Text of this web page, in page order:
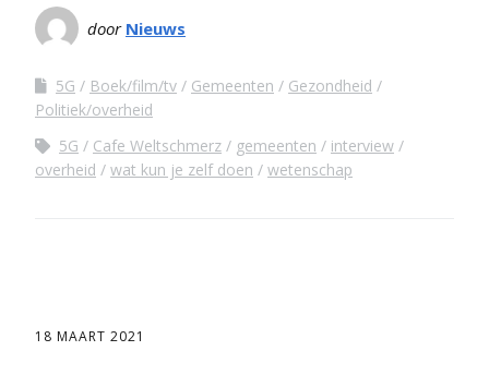
door Nieuws
5G Boek/film/tv Gemeenten
Gezondheid
Politiek/overheid
5G
Cafe Weltschmerz gemeenten
interview
overheid
wat kun je zelf doen wetenschap
18 MAART 2021